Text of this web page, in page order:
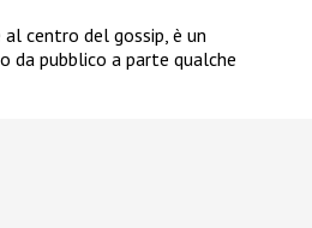
al centro del gossip, è un
da pubblico a parte qualche